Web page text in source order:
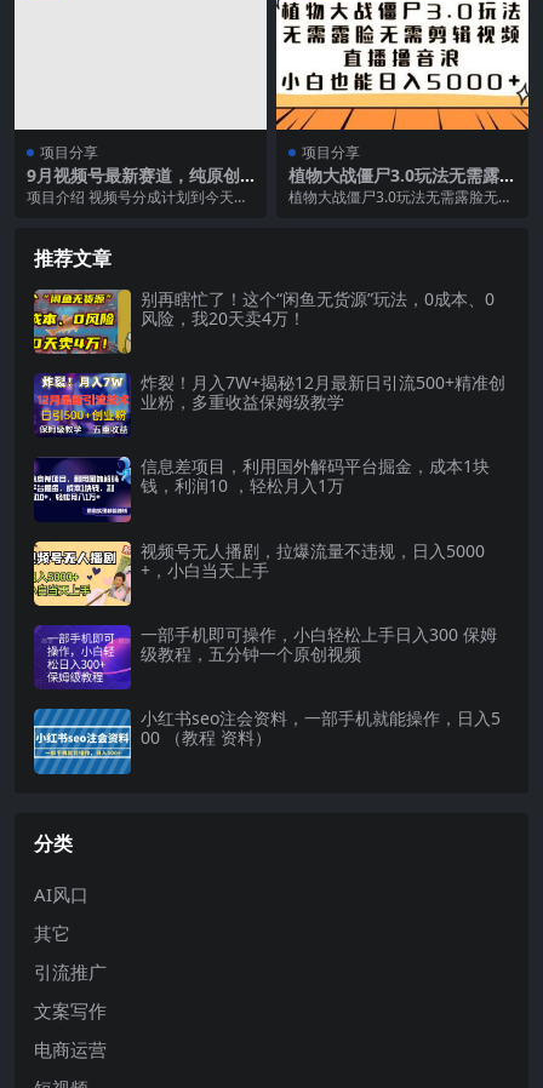
项目分享
9月视频号最新赛道，纯原创
视频，简单操作轻松日入400+
项目介绍 视频号分成计划到今天已
项目分享
植物大战僵尸3.0玩法无需露脸
无需剪辑视频，直播撸音浪，
植物大战僵尸3.0玩法无需露脸无需
推荐文章
别再瞎忙了！这个“闲鱼无货源”玩法，0成本、0
风险，我20天卖4万！
炸裂！月入7W+揭秘12月最新日引流500+精准创
业粉，多重收益保姆级教学
信息差项目，利用国外解码平台掘金，成本1块
钱，利润10 ，轻松月入1万
视频号无人播剧，拉爆流量不违规，日入5000
+，小白当天上手
一部手机即可操作，小白轻松上手日入300 保姆
级教程，五分钟一个原创视频
小红书seo注会资料，一部手机就能操作，日入5
00 （教程 资料）
分类
AI风口
其它
引流推广
文案写作
电商运营